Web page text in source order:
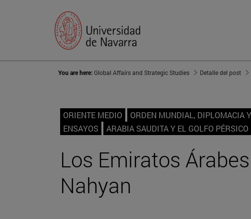
You are here:Global Affairs and Strategic Studies Detalle del post
ORIENTE MEDIO
ORDEN MUNDIAL, DIPLOMACIA
ENSAYOS
ARABIA SAUDITA Y EL GOLFO PÉRSICO
Los Emiratos
Nahyan